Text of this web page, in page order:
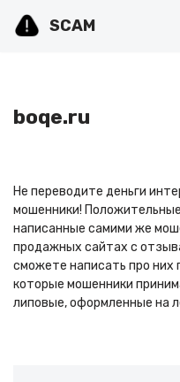
SCAM
boqe.ru
Не переводите деньги
мошенники!
написанные самими же
продажных сайтах с
сможете написать про них
которые мошенники
липовые, оформленные на